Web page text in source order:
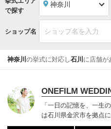
で探す
神奈川
ショップ名
神奈川 の挙式に対応し石川 に店舗が
ONEFILM
「一日の記憶を、一生
は石川県金沢市を拠点
真撮影をしております。